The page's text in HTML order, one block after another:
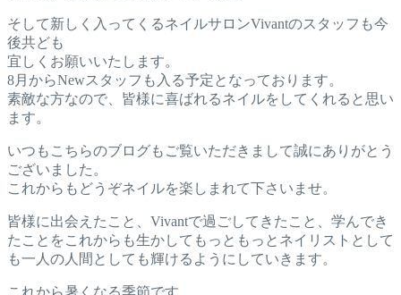
そして新しく入ってくるネイルサロンVivantのスタッフも今
後共ども
宜しくお願いいたします。
8月からNewスタッフも入る予定となっております。
素敵な方なので、皆様に喜ばれるネイルをしてくれると思い
ます。
いつもこちらのブログもご覧いただきまして誠にありがとう
ございました。
これからもどうぞネイルを楽しまれて下さいませ。
皆様に出会えたこと、Vivantで過ごしてきたこと、学んでき
たことをこれからも生かしてもっともっとネイリストとして
も一人の人間としても輝けるようにしていきます。